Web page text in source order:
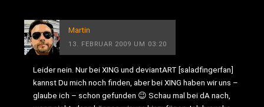
Martin
13. FEBRUAR 2009 UM 03:20
Leider nein. Nur bei XING und deviantART [saladfingerfan]
kannst Du mich noch finden, aber bei XING haben wir uns –
glaube ich – schon gefunden 😉 Schau mal bei dA nach,